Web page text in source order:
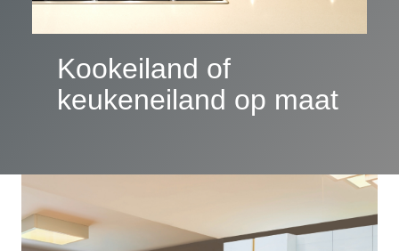
Kookeiland of
keukeneiland op maat